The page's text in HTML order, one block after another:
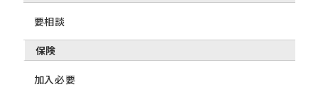
要相談
保険
加入必要